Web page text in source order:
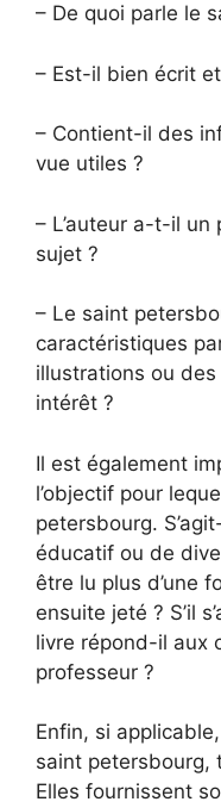
– De quoi parle le
– Est-il bien écrit
– Contient-il des
vue utiles ?
– L’auteur a-t-il
sujet ?
– Le saint
caractéristiques
illustrations ou
intérêt ?
Il est également
l’objectif pour
petersbourg.
éducatif ou de
être lu plus d’une
ensuite jeté ? S’il
livre répond-il aux
professeur ?
Enfin, si
saint petersbourg,
Elles fournissent